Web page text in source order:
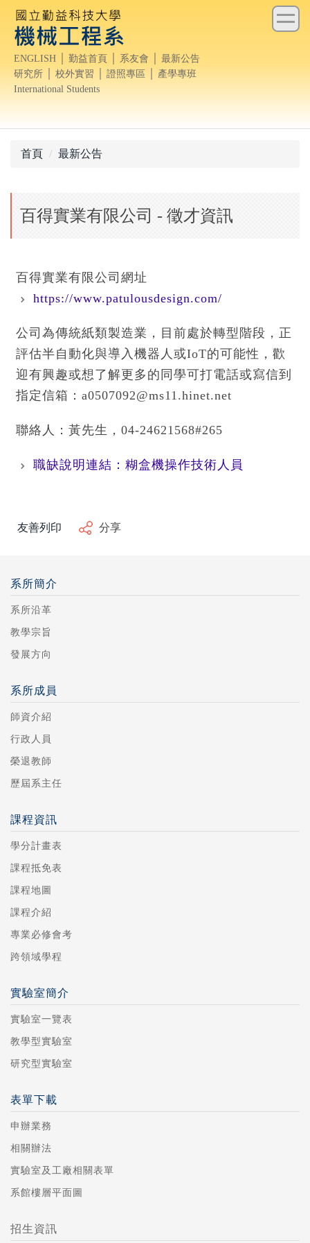
跳
到
主
要
內
容
ENGLISH 勤益首頁 系友會
最新公告
研究所
校外實習 證照專區
產學專班
International Students
首頁 最新公告
百得實業有限公司 - 徵才資訊
百得實業有限公司網址
https://www.patulousdesign.com/
公司為傳統紙類製造業，目前處於轉型階段，正
評估半自動化與導入機器人或IoT的可能性，歡
迎有興趣或想了解更多的同學可打電話或寫信到
指定信箱：a0507092@ms11.hinet.net
聯絡人：黃先生，04-24621568#265
職缺說明連結：糊盒機操作技術人員
友善列印 分享
系所簡介
系所沿革
教學宗旨
發展方向
系所成員
師資介紹
行政人員
榮退教師
歷屆系主任
課程資訊
學分計畫表
課程抵免表
課程地圖
課程介紹
專業必修會考
跨領域學程
實驗室簡介
實驗室一覽表
教學型實驗室
研究型實驗室
表單下載
申辦業務
相關辦法
實驗室及工廠相關表單
系館樓層平面圖
招生資訊